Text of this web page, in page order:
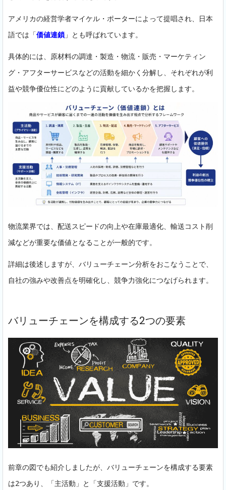
アメリカの経営学者マイケル・ポーターによって提唱され、日本
語では「価値連鎖 」とも呼ばれています。
具体的には、原材料の調達・製造・物流・販売・マーケティン
グ・アフターサービスなどの活動を細かく分解し、それぞれが利
益や競争優位性にどのように貢献しているかを把握します。
物流業界では、配送スピードの向上や在庫最適化、輸送コスト削
減などが重要な価値となることが一般的です。
詳細は後述しますが、バリューチェーン分析をおこなうことで、
自社の強みや改善点を明確化し、競争力強化につなげられます。
バリューチェーンを構成する2つの要素
前章の図でも紹介しましたが、バリューチェーンを構成する要素
は2つあり、「主活動」と「支援活動」です。